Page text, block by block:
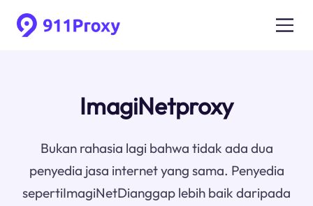
ImagiNetproxy
Bukan rahasia lagi bahwa tidak ada dua
penyedia jasa internet yang sama. Penyedia
sepertiImagiNetDianggap lebih baik daripada